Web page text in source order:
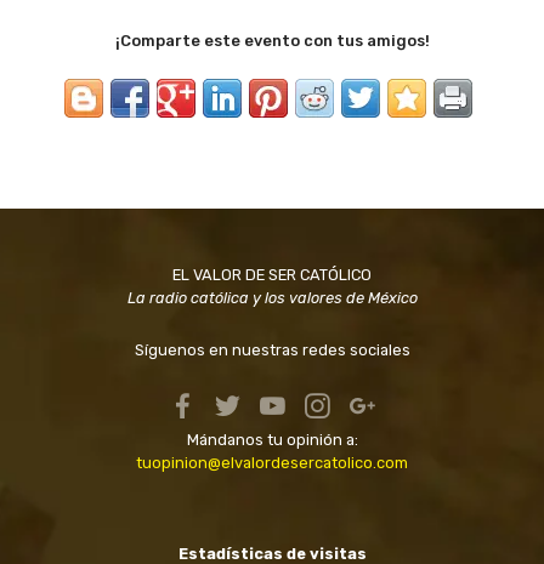
¡Comparte este evento con tus amigos!
EL VALOR DE SER CATÓLICO
La radio católica y los valores de México
Síguenos en nuestras redes sociales
Mándanos tu opinión a:
tuopinion@elvalordesercatolico.com
Estadísticas de visitas